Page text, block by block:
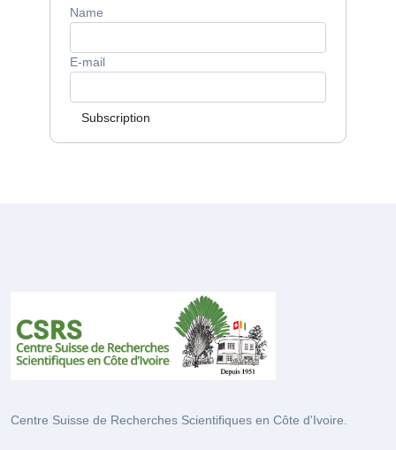
Name
E-mail
Subscription
Centre Suisse de Recherches Scientifiques en Côte d'Ivoire.